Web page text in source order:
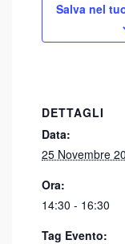
Salva nel
DETTAGLI
Data:
25 Novembre
Ora:
14:30 - 16:30
Tag Evento: